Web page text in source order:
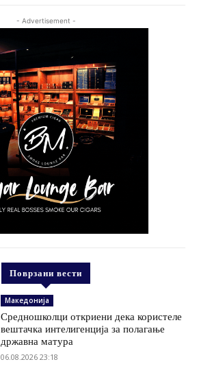
- Advertisement -
Поврзани вести
Македонија
Средношколци откриени дека користеле
вештачка интелигенција за полагање
државна матура
06.08.2026 23:18